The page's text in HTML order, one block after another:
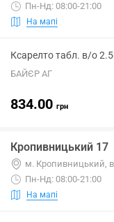
Пн-Нд: 08:00-21:00
На мапі
Ксарелто табл. в/о
БАЙЄР АГ
834.00 грн
Кропивницький 17
м. Кропивницький,
Пн-Нд: 08:00-21:00
На мапі